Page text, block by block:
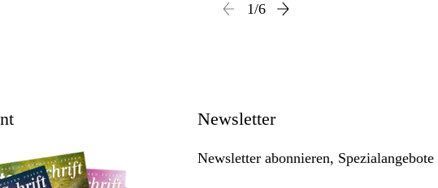
1/6
Newsletter
Newsletter abonnieren,